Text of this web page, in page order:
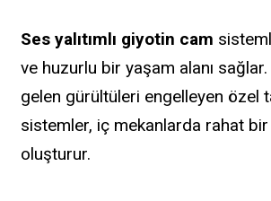
Ses yalıtımlı giyotin cam
ve huzurlu bir yaşam alanı sağlar.
gelen gürültüleri engelleyen özel
sistemler, iç mekanlarda rahat
oluşturur.